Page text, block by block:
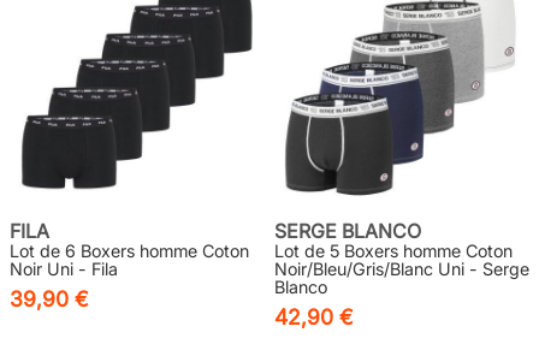
FILA
Lot de 6 Boxers homme Coton
Noir Uni - Fila
39,90 €
SERGE BLANCO
Lot de 5 Boxers homme Coton
Noir/Bleu/Gris/Blanc Uni - Serge
Blanco
42,90 €